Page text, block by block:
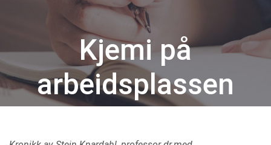
nett
for
ledere
og
verneombud
Kjemi på
arbeidsplassen